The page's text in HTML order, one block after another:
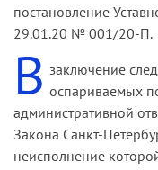
постановление
29.01.20 № 001/20-П.
В заключение
оспариваемых
административной
Закона Санкт-
неисполнение